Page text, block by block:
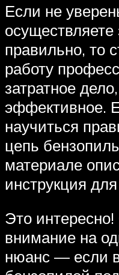
Если не
осуществляете
правильно, то
работу
затратное
эффективное.
научиться
цепь
материале
инструкция
Это
внимание на
нюанс — если